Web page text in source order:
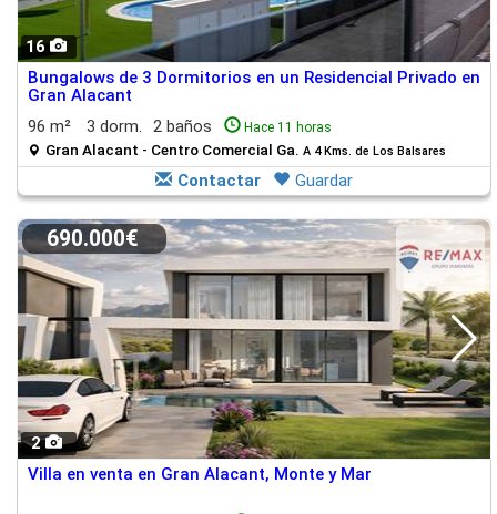
16
Bungalows de 3 Dormitorios en un Residencial Privado en
Gran Alacant
96 m²
3 dorm. 2 baños Hace 11 horas
Gran Alacant - Centro Comercial Ga. A 4 Kms. de Los Balsares
Contactar Guardar
2
690.000€
Villa en venta en Gran Alacant, Monte y Mar